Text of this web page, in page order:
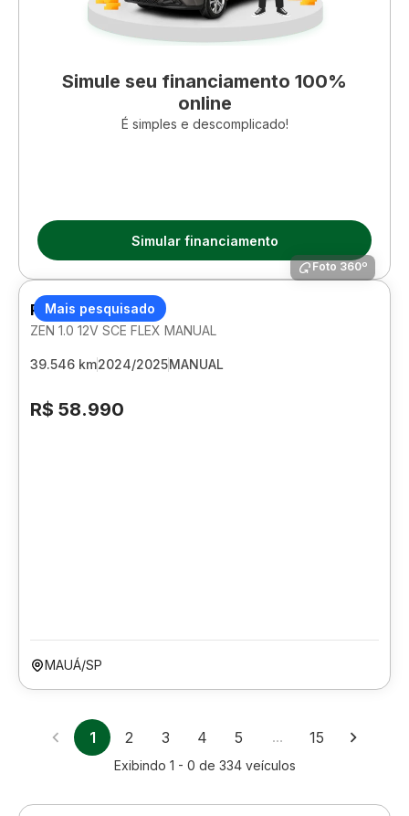
Simule seu financiamento 100%
online
É simples e descomplicado!
Simular financiamento
Mais pesquisado
Foto 360º
RENAULT KWID
ZEN 1.0 12V SCE FLEX MANUAL
39.546 km2024/2025MANUAL
R$ 58.990
MAUÁ/SP
1 2 3 4 5 … 15
Exibindo 1 - 0 de 334 veículos